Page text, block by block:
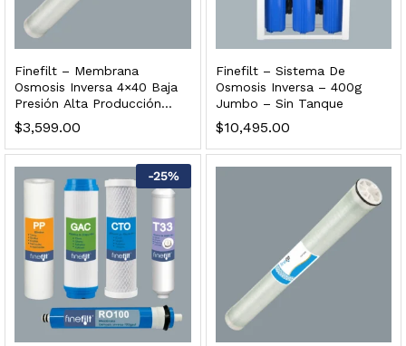
Finefilt – Membrana
Osmosis Inversa 4×40 Baja
Presión Alta Producción
Color Ulp 4040
$3,599.00
Finefilt – Sistema De
Osmosis Inversa – 400g
Jumbo – Sin Tanque
$10,495.00
-25%
250.00
al carrito
Esterilizador UV 25 Watts 4 Pines
al carrito
Cafetera (Cartucho de Repuesto)